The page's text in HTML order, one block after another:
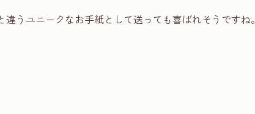
うユニークなお手紙として送っても喜ばれそうですね。